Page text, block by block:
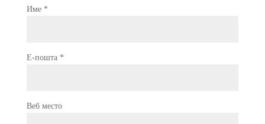
Име *
Е-пошта *
Веб место